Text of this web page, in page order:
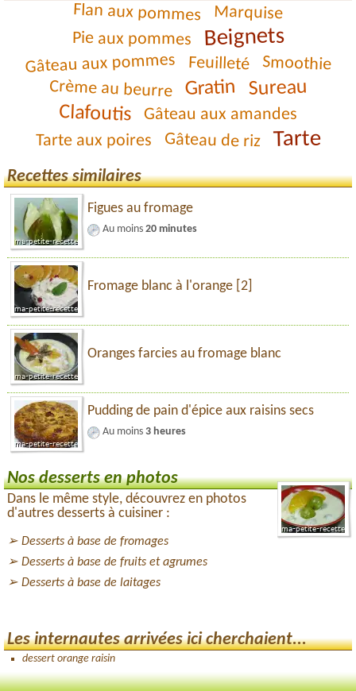
Flan aux pommes Marquise
Pie aux pommes Beignets
Gâteau aux pommes Feuilleté Smoothie
Crème au beurre Gratin Sureau
Clafoutis Gâteau aux amandes
Tarte aux poires Gâteau de riz Tarte
Recettes similaires
Figues au fromage
Au moins 20 minutes
Fromage blanc à l'orange [2]
Oranges farcies au fromage blanc
Pudding de pain d'épice aux raisins secs
Au moins 3 heures
Nos desserts en photos
Dans le même style, découvrez en photos
d'autres desserts à cuisiner :
Desserts à base de fromages
Desserts à base de fruits et agrumes
Desserts à base de laitages
Les internautes arrivées ici cherchaient...
dessert orange raisin